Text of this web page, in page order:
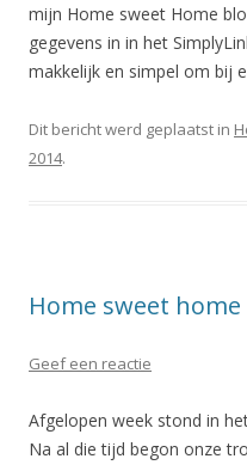
mijn Home sweet Home
gegevens in in het
makkelijk en simpel om bij
Dit bericht werd geplaatst in
2014.
Home sweet home
Geef een reactie
Afgelopen week stond in
Na al die tijd begon onze